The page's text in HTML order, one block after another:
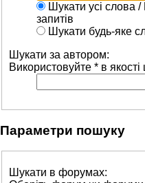
Шукати усі слова
запитів
Шукати будь-яке
Шукати за автором:
Використовуйте * в
Параметри пошуку
Шукати в форумах: